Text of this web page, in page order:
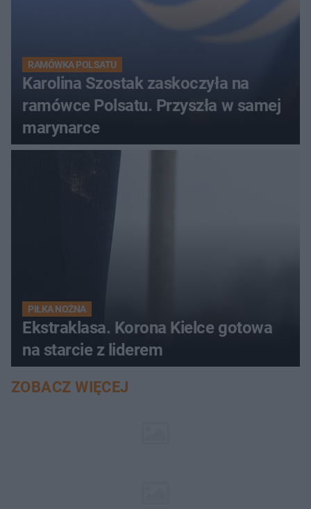
RAMÓWKA POLSATU
Karolina Szostak zaskoczyła na
ramówce Polsatu. Przyszła w samej
marynarce
PIŁKA NOŻNA
Ekstraklasa. Korona Kielce gotowa
na starcie z liderem
ZOBACZ WIĘCEJ